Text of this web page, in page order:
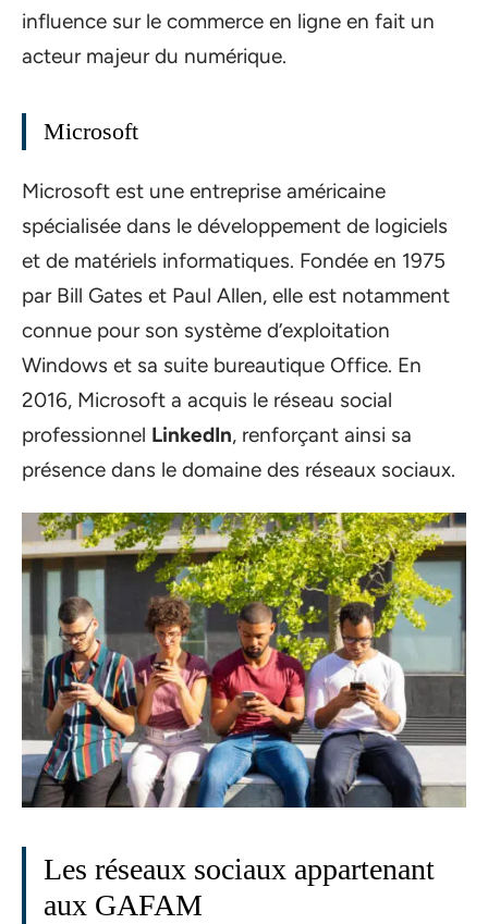
influence sur le commerce en ligne en fait un
acteur majeur du numérique.
Microsoft
Microsoft est une entreprise américaine
spécialisée dans le développement de logiciels
et de matériels informatiques. Fondée en 1975
par Bill Gates et Paul Allen, elle est notamment
connue pour son système d’exploitation
Windows et sa suite bureautique Office. En
2016, Microsoft a acquis le réseau social
professionnel LinkedIn, renforçant ainsi sa
présence dans le domaine des réseaux sociaux.
Les réseaux sociaux appartenant
aux GAFAM